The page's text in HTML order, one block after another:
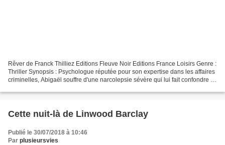
Rêver de Franck Thilliez Editions Fleuve Noir Editions France Loisirs Genre :
Thriller Synopsis : Psychologue réputée pour son expertise dans les affaires
criminelles, Abigaël souffre d'une narcolepsie sévère qui lui fait confondre le
Cette nuit-là de Linwood Barclay
Publié le 30/07/2018 à 10:46
Par plusieursvies